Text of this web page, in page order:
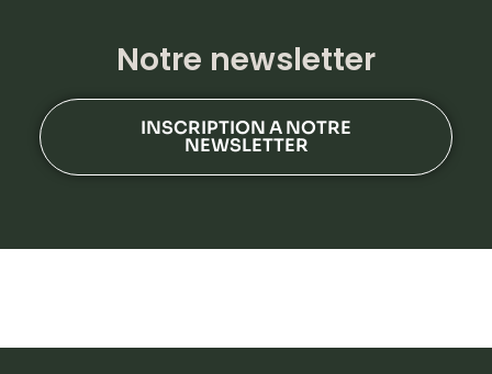
Notre newsletter
INSCRIPTION A NOTRE
NEWSLETTER